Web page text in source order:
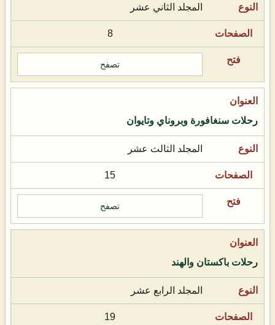
المجلد الثاني عشر
8
تصفح
رحلات سنغافورة وبروناي وتايوان
المجلد الثالث عشر
15
تصفح
رحلات باكستان والهند
المجلد الرابع عشر
19